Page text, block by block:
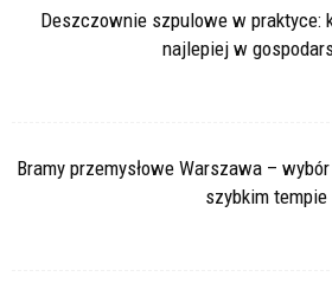
Deszczownie szpulowe w praktyce:
najlepiej w
Bramy przemysłowe Warszawa –
szybkim tempie